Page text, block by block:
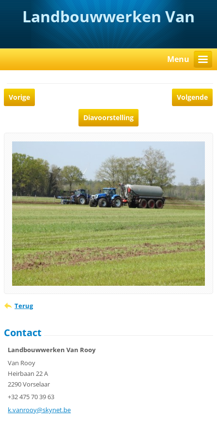
Landbouwwerken Van
Rooy
Menu
Vorige Volgende
Diavoorstelling
Terug
Contact
Landbouwwerken Van Rooy
Van Rooy
Heirbaan 22 A
2290 Vorselaar
+32 475 70 39 63
k.vanrooy@skynet.be